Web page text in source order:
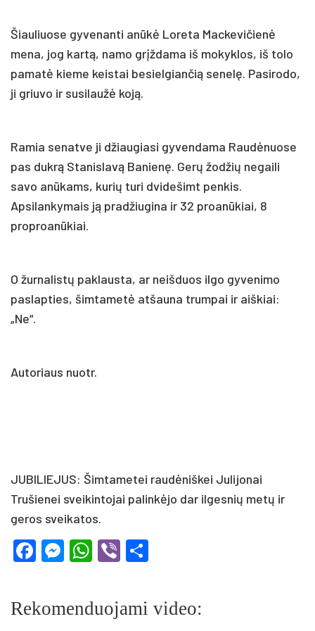
Šiauliuose gyvenanti anūkė Loreta Mackevičienė
mena, jog kartą, namo grįždama iš mokyklos, iš tolo
pamatė kieme keistai besielgiančią senelę. Pasirodo,
ji griuvo ir susilaužė koją.
Ramia senatve ji džiaugiasi gyvendama Raudėnuose
pas dukrą Stanislavą Banienę. Gerų žodžių negaili
savo anūkams, kurių turi dvidešimt penkis.
Apsilankymais ją pradžiugina ir 32 proanūkiai, 8
proproanūkiai.
O žurnalistų paklausta, ar neišduos ilgo gyvenimo
paslapties, šimtametė atšauna trumpai ir aiškiai:
„Ne“.
Autoriaus nuotr.
JUBILIEJUS: Šimtametei raudėniškei Julijonai
Trušienei sveikintojai palinkėjo dar ilgesnių metų ir
geros sveikatos.
Facebook
Messenger
WhatsApp
Viber
Rekomenduojami video: